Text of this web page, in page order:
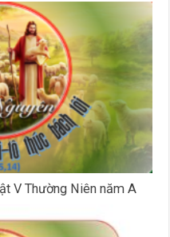
V Thường Niên năm A